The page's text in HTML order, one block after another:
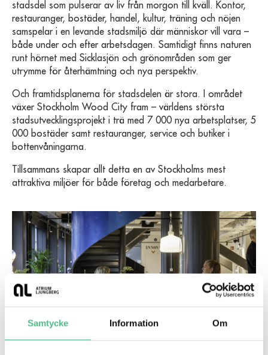
Samtycke Information Om
stadsdel som pulserar av liv från morgon till kväll. Kontor,
restauranger, bostäder, handel, kultur, träning och nöjen
samspelar i en levande stadsmiljö där människor vill vara –
både under och efter arbetsdagen. Samtidigt finns naturen
runt hörnet med Sicklasjön och grönområden som ger
utrymme för återhämtning och nya perspektiv.
Och framtidsplanerna för stadsdelen är stora. I området
växer Stockholm Wood City fram – världens största
stadsutvecklingsprojekt i trä med 7 000 nya arbetsplatser, 5
000 bostäder samt restauranger, service och butiker i
bottenvåningarna.
Tillsammans skapar allt detta en av Stockholms mest
attraktiva miljöer för både företag och medarbetare.